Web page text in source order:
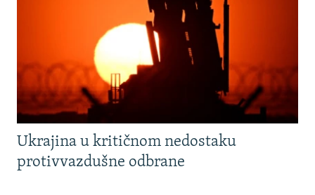
Ukrajina u kritičnom nedostaku
protivvazdušne odbrane